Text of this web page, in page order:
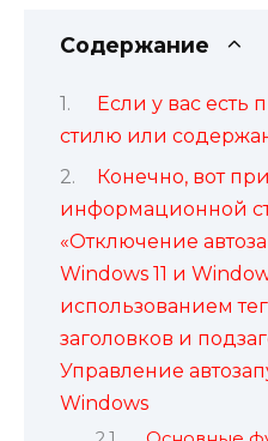
Содержание
Если у вас есть
стилю или
Конечно, вот
информационной
«Отключение
Windows 11 и
использованием
заголовков и
Управление
Windows